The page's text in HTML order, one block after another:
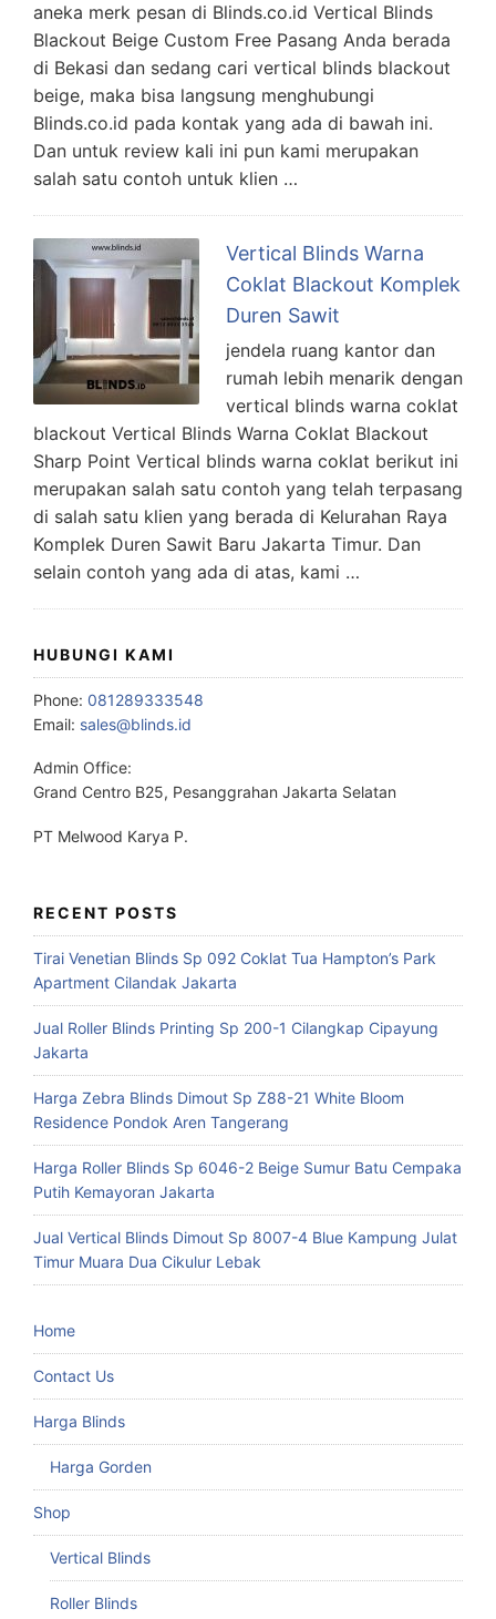
aneka merk pesan di Blinds.co.id Vertical Blinds
Blackout Beige Custom Free Pasang Anda berada
di Bekasi dan sedang cari vertical blinds blackout
beige, maka bisa langsung menghubungi
Blinds.co.id pada kontak yang ada di bawah ini.
Dan untuk review kali ini pun kami merupakan
salah satu contoh untuk klien …
Vertical Blinds Warna
Coklat Blackout Komplek
Duren Sawit
jendela ruang kantor dan
rumah lebih menarik dengan
vertical blinds warna coklat
blackout Vertical Blinds Warna Coklat Blackout
Sharp Point Vertical blinds warna coklat berikut ini
merupakan salah satu contoh yang telah terpasang
di salah satu klien yang berada di Kelurahan Raya
Komplek Duren Sawit Baru Jakarta Timur. Dan
selain contoh yang ada di atas, kami …
HUBUNGI KAMI
Phone: 081289333548
Email: sales@blinds.id
Admin Office:
Grand Centro B25, Pesanggrahan Jakarta Selatan
PT Melwood Karya P.
RECENT POSTS
Tirai Venetian Blinds Sp 092 Coklat Tua Hampton’s Park
Apartment Cilandak Jakarta
Jual Roller Blinds Printing Sp 200-1 Cilangkap Cipayung
Jakarta
Harga Zebra Blinds Dimout Sp Z88-21 White Bloom
Residence Pondok Aren Tangerang
Harga Roller Blinds Sp 6046-2 Beige Sumur Batu Cempaka
Putih Kemayoran Jakarta
Jual Vertical Blinds Dimout Sp 8007-4 Blue Kampung Julat
Timur Muara Dua Cikulur Lebak
Home
Contact Us
Harga Blinds
Harga Gorden
Shop
Vertical Blinds
Roller Blinds